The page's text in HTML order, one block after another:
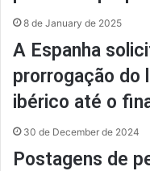
8 de January de 2025
A Espanha
prorrogação do
ibérico até o
30 de December de 2024
Postagens de